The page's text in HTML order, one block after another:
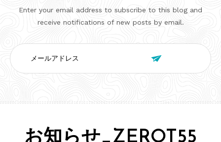
Enter your email address to subscribe to this blog and
receive notifications of new posts by email.
メ
ー

お知らせ_ZEROT55